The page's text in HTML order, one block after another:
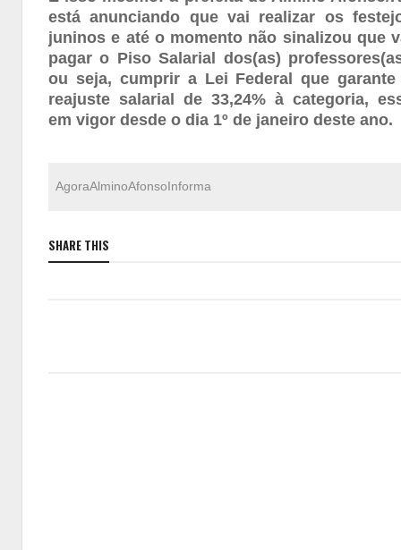
está anunciando que vai realizar os
juninos e até o momento não sinalizou que
pagar o Piso Salarial dos(as)
ou seja, cumprir a Lei Federal que
reajuste salarial de 33,24% à categoria,
em vigor desde o dia 1º de janeiro deste ano.
AgoraAlminoAfonsoInforma
SHARE THIS